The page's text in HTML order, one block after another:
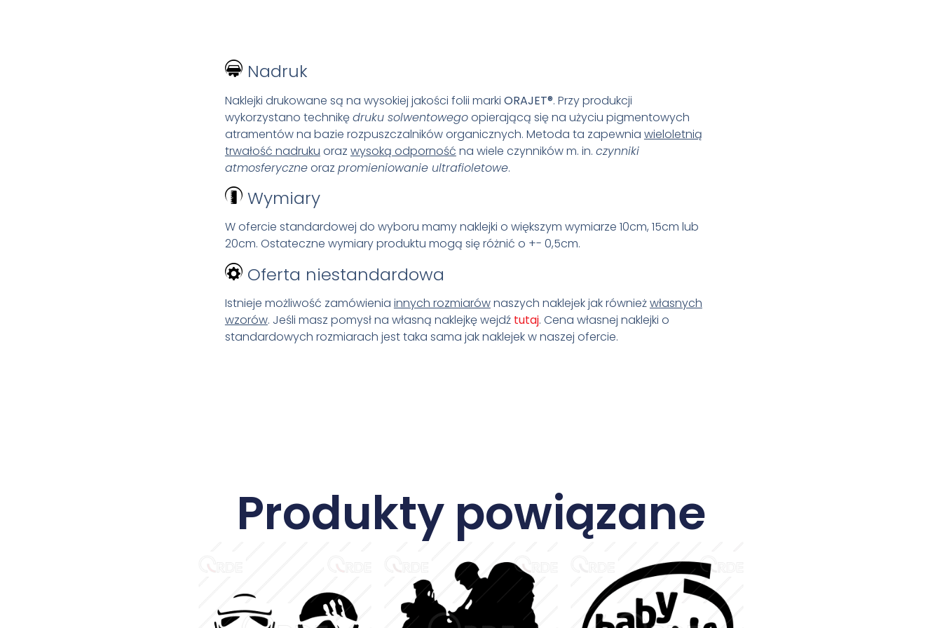
Nadruk
Naklejki drukowane są na wysokiej jakości folii marki ORAJET®. Przy produkcji
wykorzystano technikędruku solwentowegoopierającą się na użyciu pigmentowych
atramentów na bazie rozpuszczalników organicznych. Metoda ta zapewnia wieloletnią
trwałość nadruku oraz wysoką odporność na wiele czynników m. in. czynniki
atmosferyczneoraz promieniowanie ultrafioletowe.
Wymiary
W ofercie standardowej do wyboru mamy naklejki o większym wymiarze 10cm, 15cm lub
20cm. Ostateczne wymiary produktu mogą się różnić o +- 0,5cm.
Oferta niestandardowa
Istnieje możliwość zamówienia innych rozmiarównaszych naklejek jak równieżwłasnych
wzorów. Jeśli masz pomysł na własną naklejkę wejdź tutaj. Cena własnej naklejki o
standardowych rozmiarach jest taka sama jak naklejek w naszej ofercie.
Produkty powiązane